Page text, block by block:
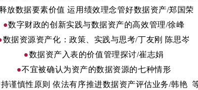
放数据要素价值 运用绩效理念管好数据资产/郑国荣
●数字财政的创新实践与数据资产的高效管理/徐峰
数据资源资产化：政策、实践与思考/丁友刚 陈思岑
●数据资产入表的价值管理探讨/崔志娟
●不宜被确认为资产的数据资源的七种情形
谨慎性原则 依法有序推进数据资产评估业务/韩艳